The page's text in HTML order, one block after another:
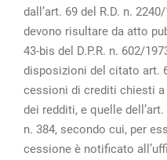
dall’art. 69 del R.D. n.
devono risultare da atto
43-bis del D.P.R. n. 602/
disposizioni del citato art.
cessioni di crediti chiesti
dei redditi, e quelle
n. 384, secondo cui, per
cessione è notificato